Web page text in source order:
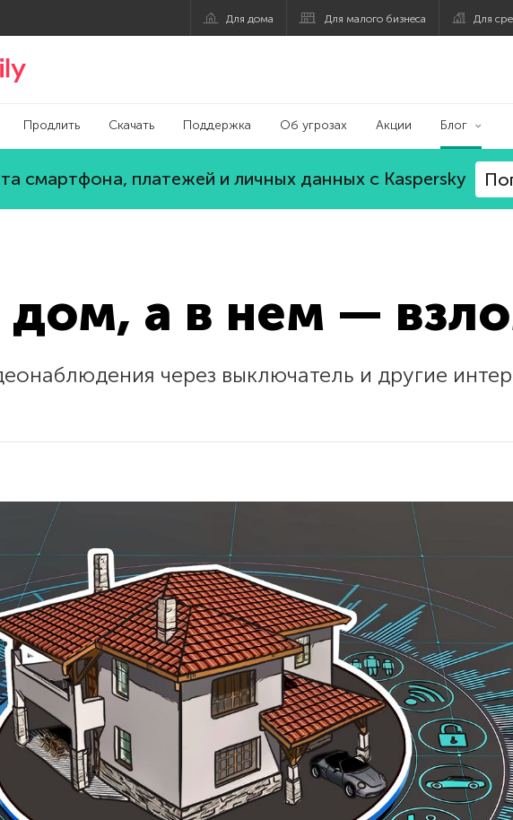
Для дома Для малого бизнеса Для
Продлить Скачать Поддержка Об угрозах Акции Блог
смартфона, платежей и личных данных с Kaspersky
а в нем —
через выключатель и другие